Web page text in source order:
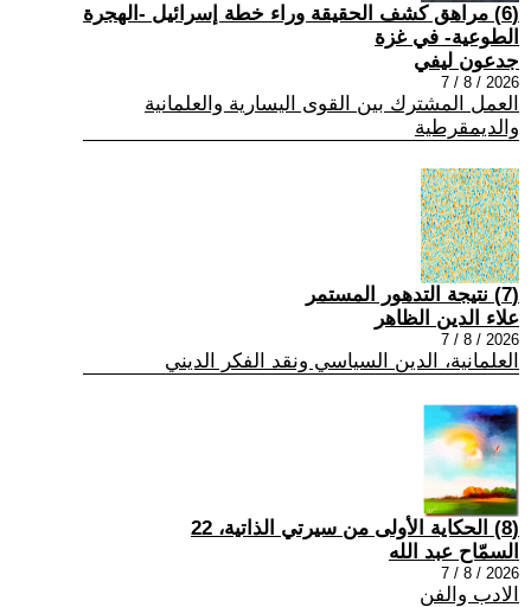
(6) مراهق كشف الحقيقة وراء خطة إسرائيل -الهجرة
الطوعية- في غزة
جدعون ليفي
2026 / 8 / 7
العمل المشترك بين القوى اليسارية والعلمانية
والديمقرطية
(7) نتيجة التدهور المستمر
علاء الدين الظاهر
2026 / 8 / 7
العلمانية، الدين السياسي ونقد الفكر الديني
(8) الحكاية الأولى من سيرتي الذاتية، 22
السمّاح عبد الله
2026 / 8 / 7
الادب والفن